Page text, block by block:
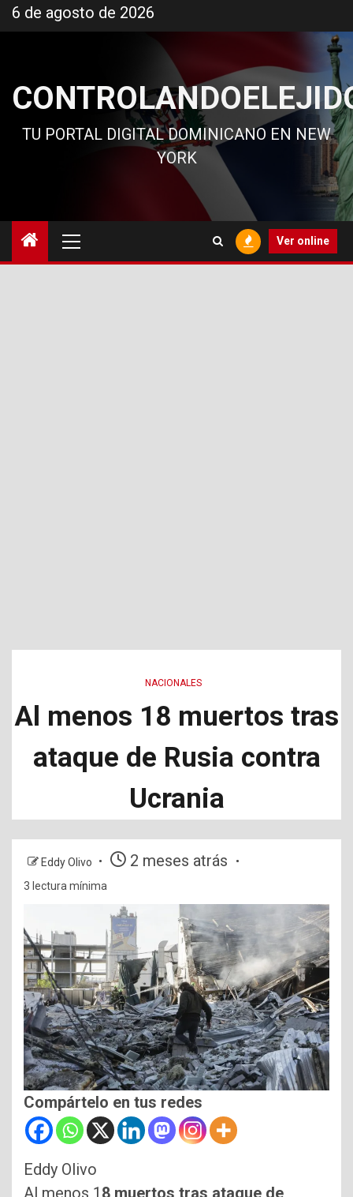
al
6 de agosto de 2026
TU PORTAL DIGITAL DOMINICANO EN NEW
YORK
principal
Ver online
NACIONALES
Al menos 18 muertos tras
ataque de Rusia contra
Ucrania
Eddy Olivo 2 meses atrás
3 lectura mínima
Compártelo en tus redes
Eddy Olivo